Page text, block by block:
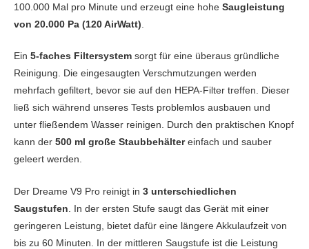
100.000 Mal pro Minute und erzeugt eine hohe Saugleistung
von 20.000 Pa (120 AirWatt)
Ein 5-faches Filtersystem sorgt für eine überaus gründliche
Reinigung. Die eingesaugten Verschmutzungen werden
mehrfach gefiltert, bevor sie auf den HEPA-Filter treffen. Dieser
ließ sich während unseres Tests problemlos ausbauen und
unter fließendem Wasser reinigen. Durch den praktischen Knopf
kann der 500 ml große Staubbehältereinfach und sauber
geleert werden.
Der Dreame V9 Pro reinigt in 3 unterschiedlichen
Saugstufen . In der ersten Stufe saugt das Gerät mit einer
geringeren Leistung, bietet dafür eine längere Akkulaufzeit von
bis zu 60 Minuten. In der mittleren Saugstufe ist die Leistung